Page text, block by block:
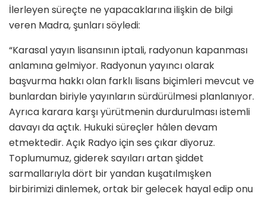
İlerleyen süreçte ne yapacaklarına ilişkin de bilgi
veren Madra, şunları söyledi:
“Karasal yayın lisansının iptali, radyonun kapanması
anlamına gelmiyor. Radyonun yayıncı olarak
başvurma hakkı olan farklı lisans biçimleri mevcut ve
bunlardan biriyle yayınların sürdürülmesi planlanıyor.
Ayrıca karara karşı yürütmenin durdurulması istemli
davayı da açtık. Hukuki süreçler hâlen devam
etmektedir. Açık Radyo için ses çıkar diyoruz.
Toplumumuz, giderek sayıları artan şiddet
sarmallarıyla dört bir yandan kuşatılmışken
birbirimizi dinlemek, ortak bir gelecek hayal edip onu